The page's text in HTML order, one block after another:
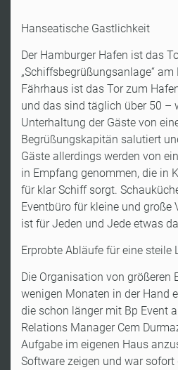
Hanseatische Gastlichkeit
Der Hamburger Hafen ist das
„Schiffsbegrüßungsanlage“ am
Fährhaus ist das Tor zum
und das sind täglich über 50 –
Unterhaltung der Gäste von
Begrüßungskapitän salutiert
Gäste allerdings werden von
in Empfang genommen, die in
für klar Schiff sorgt.
Eventbüro für kleine und große
ist für Jeden und Jede etwas
Erprobte Abläufe für eine steile
Die Organisation von größeren
wenigen Monaten in der Hand
die schon länger mit Bp Event
Relations Manager Cem
Aufgabe im eigenen Haus
Software zeigen und war